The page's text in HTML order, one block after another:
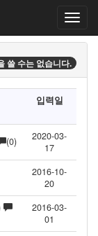
쓸 수는 없습니다.
입력일
(0)
2020-03-
17
2016-10-
20
2016-03-
01